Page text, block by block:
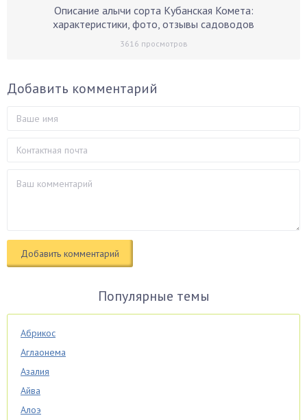
Описание алычи сорта Кубанская Комета:
характеристики, фото, отзывы садоводов
3616 просмотров
Добавить комментарий
Популярные темы
Абрикос
Аглаонема
Азалия
Айва
Алоэ